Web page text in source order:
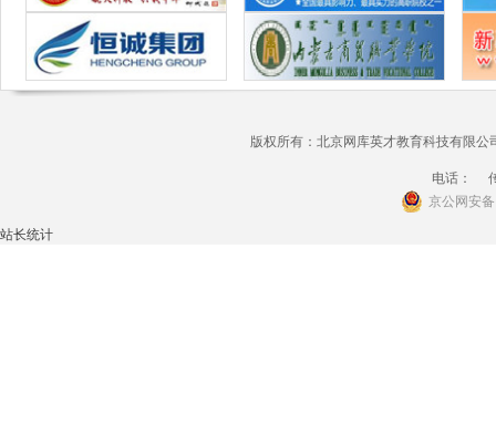
版权所有：北京网库英才教育科技有限公
电话：
京公网安
站长统计